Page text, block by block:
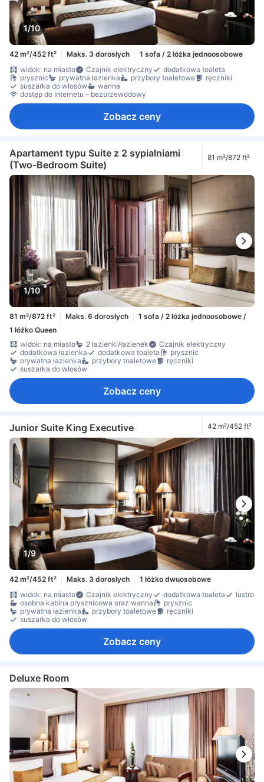
1/10
42 m²/452 ft² Maks. 3 dorosłych
1 sofa / 2 łóżka jednoosobowe
widok: na miasto
Czajnik elektryczny
dodatkowa toaleta
prysznic
prywatna łazienka przybory toaletowe
ręczniki
suszarka do włosów
wanna
dostęp do Internetu – bezprzewodowy
Zobacz ceny
Apartament typu Suite z 2 sypialniami
(Two-Bedroom Suite)
81 m²/872 ft²
1/10
81 m²/872 ft² Maks. 6 dorosłych
1 sofa / 2 łóżka jednoosobowe /
1 łóżko Queen
widok: na miasto
2 łazienki/łazienek
Czajnik elektryczny
dodatkowa łazienka
dodatkowa toaleta
prysznic
prywatna łazienka
przybory toaletowe
ręczniki
suszarka do włosów
Zobacz ceny
Junior Suite King Executive 42 m²/452 ft²
1/9
42 m²/452 ft² Maks. 3 dorosłych
1 łóżko dwuosobowe
widok: na miasto
Czajnik elektryczny dodatkowa toaleta
lustro
osobna kabina prysznicowa oraz wanna
prysznic
prywatna łazienka
przybory toaletowe
ręczniki
suszarka do włosów
Zobacz ceny
Deluxe Room